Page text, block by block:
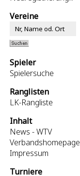
Vereine
Spieler
Spielersuche
Ranglisten
LK-Rangliste
Inhalt
News - WTV
Verbandshomepage
Impressum
Turniere